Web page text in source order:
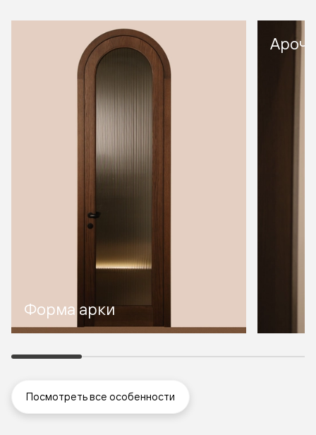
Форма арки
Посмотреть все особенности